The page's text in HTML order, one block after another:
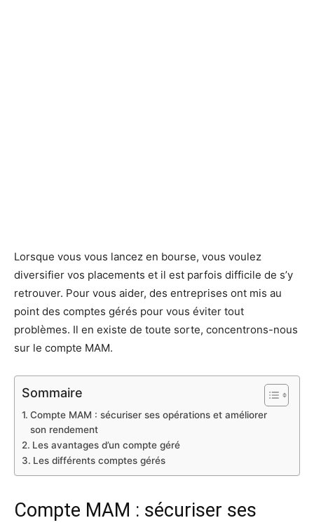
Lorsque vous vous lancez en bourse, vous voulez
diversifier vos placements et il est parfois difficile de s’y
retrouver. Pour vous aider, des entreprises ont mis au
point des comptes gérés pour vous éviter tout
problèmes. Il en existe de toute sorte, concentrons-nous
sur le compte MAM.
Sommaire
Compte MAM : sécuriser ses opérations et améliorer
son rendement
Les avantages d’un compte géré
Les différents comptes gérés
Compte MAM : sécuriser ses